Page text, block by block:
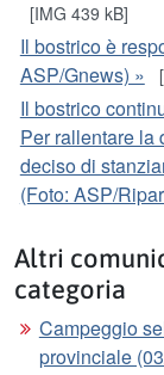
[IMG 439 kB]
Il bostrico è
ASP/Gnews) »
Il bostrico
Per rallentare la
deciso di
(Foto: ASP/
Altri
categoria
Campeggio
provinciale